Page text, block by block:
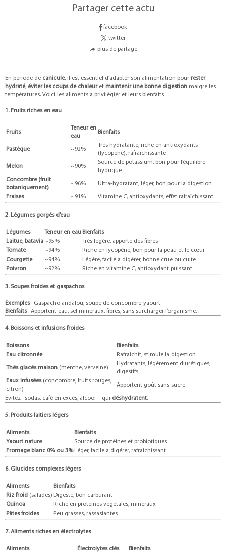
Partager cette actu
facebook
twitter
plus de partage
En période de canicule, il est essentiel d’adapter son alimentation pour rester
hydraté, éviter les coups de chaleuret maintenir une bonne digestion malgré les
températures. Voici les aliments à privilégier et leurs bienfaits :
1. Fruits riches en eau
Fruits
Teneur en
eau
Bienfaits
Pastèque ~92%
Très hydratante, riche en antioxydants
(lycopène), rafraîchissante
Melon ~90%
Source de potassium, bon pour l’équilibre
hydrique
Concombre (fruit
botaniquement)
~96% Ultra-hydratant, léger, bon pour la digestion
Fraises ~91% Vitamine C, antioxydants, effet rafraîchissant
2. Légumes gorgés d’eau
Légumes Teneur en eau Bienfaits
Laitue, batavia ~95%
Très légère, apporte des fibres
Tomate
~94%
Riche en lycopène, bon pour la peau et le cœur
Courgette
~94%
Légère, facile à digérer, bonne crue ou cuite
Poivron
~92% Riche en vitamine C, antioxydant puissant
3. Soupes froides et gaspachos
Exemples: Gaspacho andalou, soupe de concombre-yaourt.
Bienfaits: Apportent eau, sel minéraux, fibres, sans surcharger l’organisme.
4. Boissons et infusions froides
Boissons
Bienfaits
Eau citronnée
Rafraîchit, stimule la digestion
Thés glacés maison (menthe, verveine)
Hydratants, légèrement diurétiques,
digestifs
Eaux infusées(concombre, fruits rouges,
citron)
Apportent goût sans sucre
Évitez : sodas, café en excès, alcool – qui déshydratent.
5. Produits laitiers légers
Aliments
Bienfaits
Yaourt nature
Source de protéines et probiotiques
Fromage blanc 0% ou 3% Léger, facile à digérer, rafraîchissant
6. Glucides complexes légers
Aliments
Bienfaits
Riz froid (salades) Digeste, bon carburant
Quinoa
Riche en protéines végétales, minéraux
Pâtes froides
Peu grasses, rassasiantes
7. Aliments riches en électrolytes
Aliments Électrolytes clés Bienfaits